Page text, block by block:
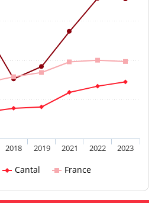
Cantal France
2018 2019 2021 2022 2023